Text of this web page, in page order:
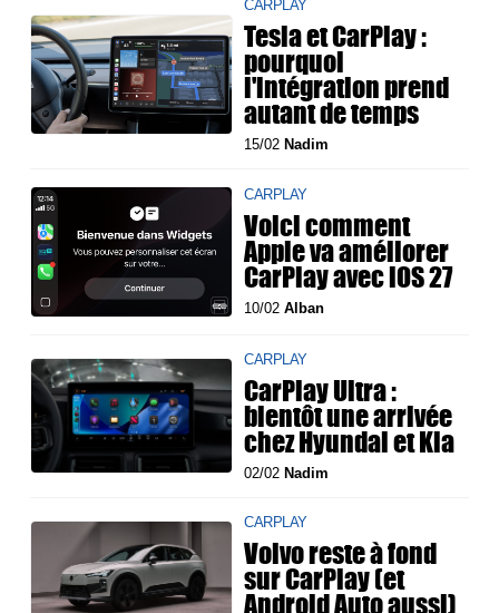
CARPLAY
Tesla et CarPlay :
pourquoi
l'intégration prend
autant de temps
15/02 Nadim
CARPLAY
Voici comment
Apple va améliorer
CarPlay avec iOS 27
10/02Alban
CARPLAY
CarPlay Ultra :
bientôt une arrivée
chez Hyundai et Kia
02/02Nadim
CARPLAY
Volvo reste à fond
sur CarPlay (et
Android Auto aussi)